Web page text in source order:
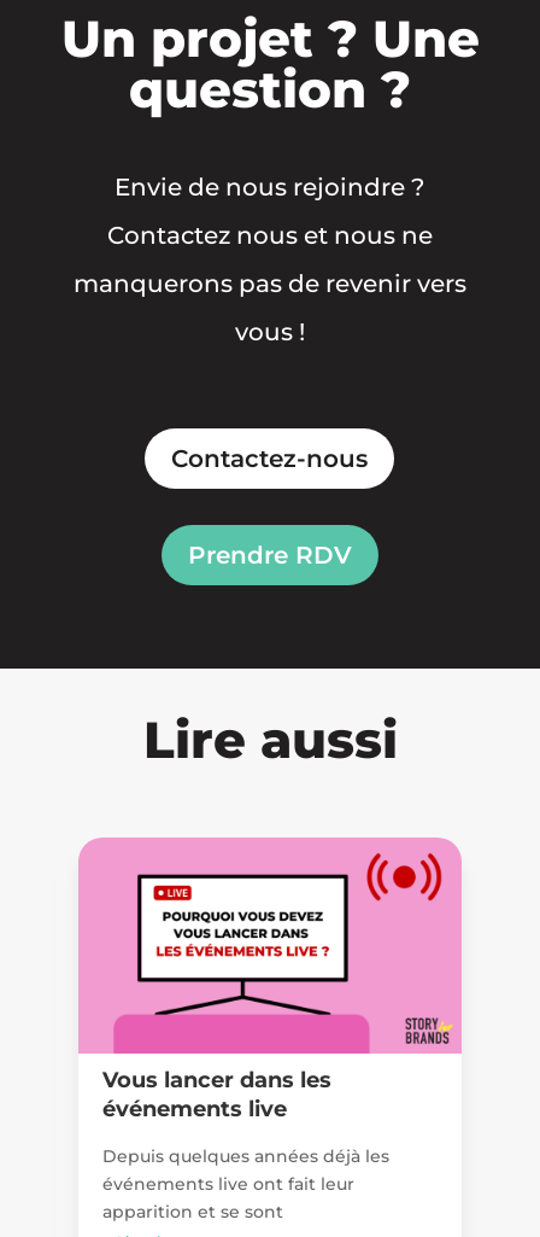
Un projet ? Une
question ?
Envie de nous rejoindre ?
Contactez nous et nous ne
manquerons pas de revenir vers
vous !
Contactez-nous
Prendre RDV
Lire aussi
Vous lancer dans les
événements live
Depuis quelques années déjà les
événements live ont fait leur
apparition et se sont